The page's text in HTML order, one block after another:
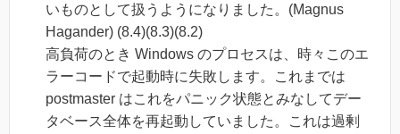
いものとして扱うようになりました。(Magnus
Hagander) (8.4)(8.3)(8.2)
高負荷のとき Windows のプロセスは、時々このエ
ラーコードで起動時に失敗します。これまでは
postmaster はこれをパニック状態とみなしてデー
タベース全体を再起動していました。これは過剰